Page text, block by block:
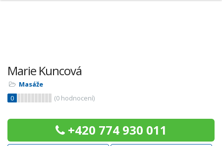
Marie Kuncová
Masáže
0
(0 hodnocení)
+420 774 930 011